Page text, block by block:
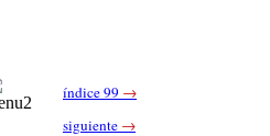
índice 99 →
siguiente →